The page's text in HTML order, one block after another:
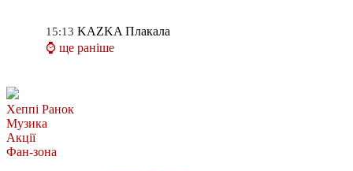
15:13 KAZKA Плакала
⌚ ще раніше
Хеппі Ранок
Музика
Акції
Фан-зона